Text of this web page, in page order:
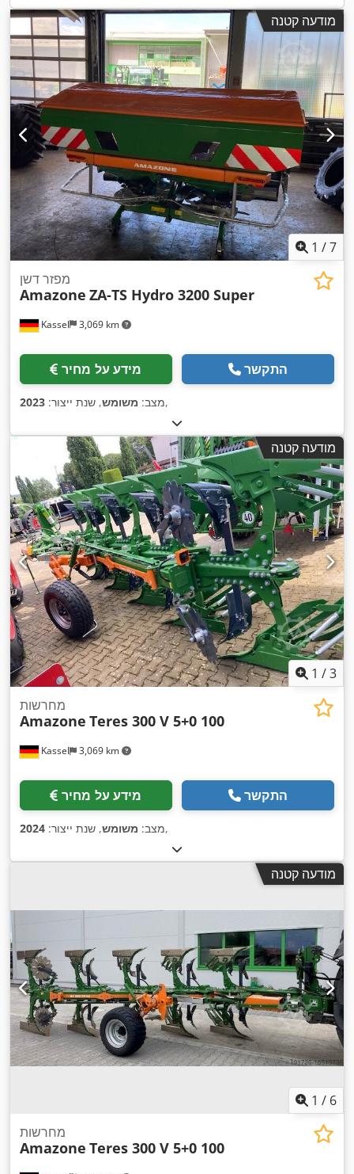
מודעה קטנה
1 /7
Kassel 3,069 km
מפזר דשן
Amazone ZA-TS Hydro 3200 Super
מידע על מחיר התקשר
מצב: משומש, שנת ייצור: 2023 ,
מודעה קטנה
1 /3
Kassel 3,069 km
מחרשות
Amazone Teres 300 V 5+0 100
מידע על מחיר התקשר
מצב: משומש, שנת ייצור: 2024 ,
מודעה קטנה
1 / 6
מחרשות
Amazone Teres 300 V 5+0 100